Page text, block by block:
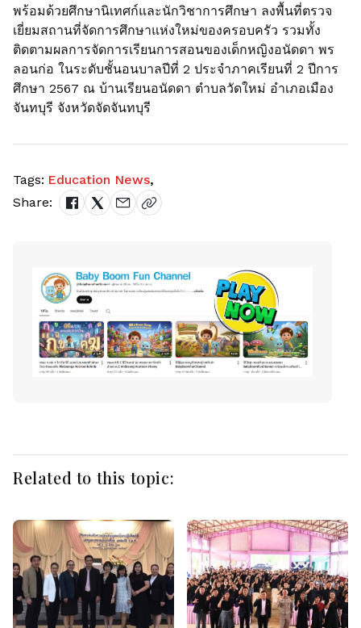
พร้อมด้วยศึกษานิเทศก์และนักวิชาการศึกษา ลงพื้นที่ตรวจ
เยี่ยมสถานที่จัดการศึกษาแห่งใหม่ของครอบครัว รวมทั้ง
ติดตามผลการจัดการเรียนการสอนของเด็กหญิงอนัดดา พร
ลอนก่อ ในระดับชั้นอนบาลปีที่ 2 ประจำภาคเรียนที่ 2 ปีการ
ศึกษา 2567 ณ บ้านเรียนอนัดดา ตำบลวัดใหม่ อำเภอเมือง
จันทบุรี จังหวัดจัดจันทบุรี
Tags: Education News,
Share:
Related to this topic: